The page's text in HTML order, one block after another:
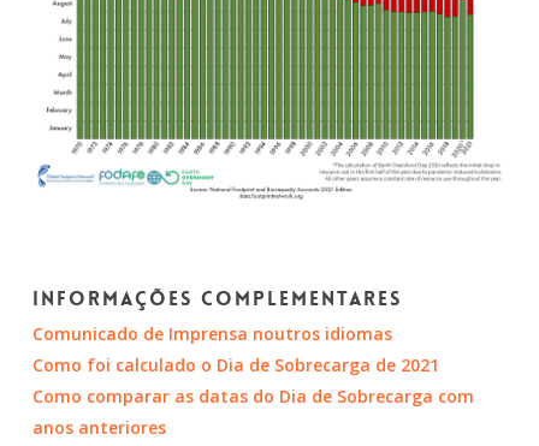
Informações complementares
Comunicado de Imprensa noutros idiomas
Como foi calculado o Dia de Sobrecarga de 2021
Como comparar as datas do Dia de Sobrecarga com
anos anteriores